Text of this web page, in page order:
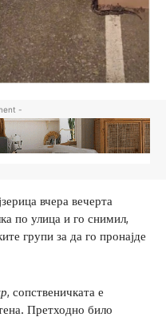
-
вчера вечерта
по улица и го снимил,
групи за да го пронајде
, сопственичката е
Претходно било